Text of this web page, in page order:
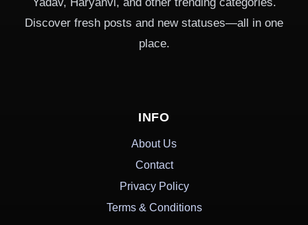
Discover fresh posts and new statuses—all in one
place.
INFO
About Us
Contact
Privacy Policy
Terms & Conditions